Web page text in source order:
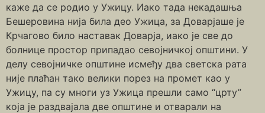
каже да се родио у Ужицу. Иако тада некадашња
Бешеровина нија била део Ужица, за Доварјаше је
Крчагово било наставак Доварја, иако је све до
болнице простор припадао севојничкој општини. У
делу севојничке општине исмеђу два светска рата
није плаћан тако велики порез на промет као у
Ужицу, па су многи уз Ужица прешли само “црту”
која је раздвајала две општине и отварали на